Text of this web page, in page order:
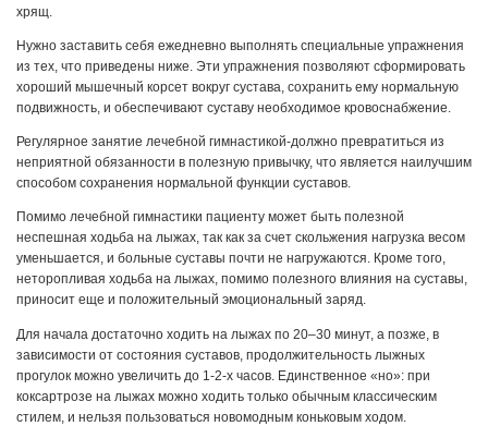
хрящ.
Нужно заставить себя ежедневно выполнять специальные упражнения
из тех, что приведены ниже. Эти упражнения позволяют сформировать
хороший мышечный корсет вокруг сустава, сохранить ему нормальную
подвижность, и обеспечивают суставу необходимое кровоснабжение.
Регулярное занятие лечебной гимнасти­кой-должно превратиться из
неприятной обязанности в полез­ную привычку, что является наилучшим
способом сохранения нормальной функции суставов.
Помимо лечебной гимнастики пациенту может быть полезной
неспешная ходьба на лыжах, так как за счет скольже­ния нагрузка весом
уменьшается, и больные суставы почти не нагружаются. Кроме того,
неторопливая ходьба на лыжах, помимо полезного влияния на суставы,
приносит еще и положительный эмоциональный заряд.
Для начала достаточно ходить на лыжах по 20–30 минут, а позже, в
зависимости от состояния суставов, продолжительность лыжных
прогулок можно увеличить до 1-2-х часов. Единственное «но»: при
коксартрозе на лыжах можно ходить только обычным классическим
стилем, и нельзя пользоваться новомодным коньковым ходом.